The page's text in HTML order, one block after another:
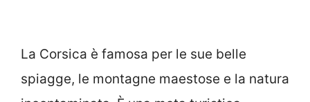
La Corsica è famosa per le sue belle
spiagge, le montagne maestose e la natura